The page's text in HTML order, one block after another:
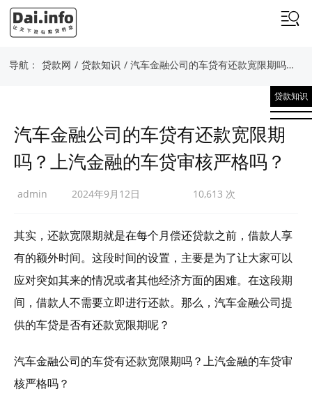
导航： 贷款网 / 贷款知识 / 汽车金融公司的车贷有还款宽限期吗？上汽金融的车贷审核严格吗？
贷款知识
汽车金融公司的车贷有还款宽限期
吗？上汽金融的车贷审核严格吗？
admin 2024年9月12日 10,613 次
其实，还款宽限期就是在每个月偿还贷款之前，借款人享
有的额外时间。这段时间的设置，主要是为了让大家可以
应对突如其来的情况或者其他经济方面的困难。在这段期
间，借款人不需要立即进行还款。那么，汽车金融公司提
供的车贷是否有还款宽限期呢？
汽车金融公司的车贷有还款宽限期吗？上汽金融的车贷审
核严格吗？